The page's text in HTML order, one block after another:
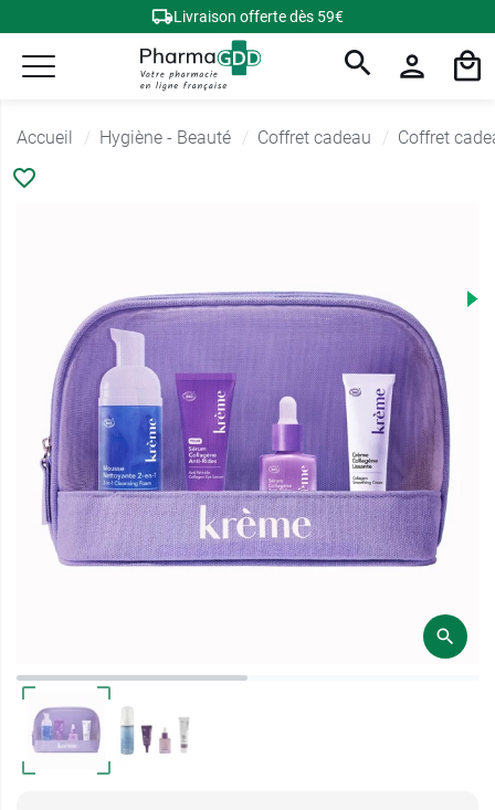
Livraison offerte dès 59€
Accueil Hygiène - Beauté Coffret cadeau Coffret